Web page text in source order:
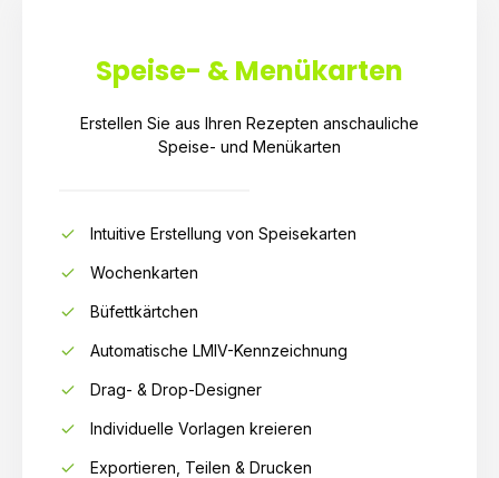
Speise- & Menükarten
Erstellen Sie aus Ihren Rezepten anschauliche
Speise- und Menükarten
Intuitive Erstellung von Speisekarten
Wochenkarten
Büfettkärtchen
Automatische LMIV-Kennzeichnung
Drag- & Drop-Designer
Individuelle Vorlagen kreieren
Exportieren, Teilen & Drucken